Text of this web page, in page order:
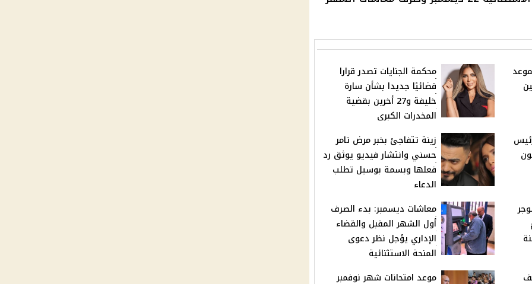
2025: الموعد
محكمة الجنايات تصدر قرارا
قضائيًا جديدا بشأن سارة
خليفة و27 أخرين بقضية
المخدرات الكبرى
زينة تتفاجئ بخبر مرض تامر
حسني وانتشار فيديو يوثق رد
فعلها وبسمة بوسيل تطلب
الدعاء
معاشات ديسمبر: بدء الصرف
أول الشهر المقبل والقضاء
الإداري يؤجل نظر دعوى
المنحة الاستثنائية
موعد امتحانات شهر نوفمبر